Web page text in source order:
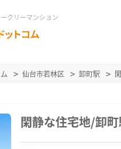
クリーマンション
仙台市若林区 卸町駅
閑静な住宅地/卸